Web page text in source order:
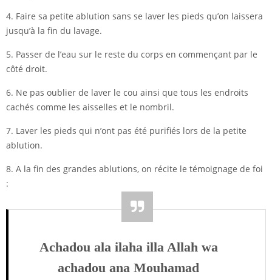
4. Faire sa petite ablution sans se laver les pieds qu’on laissera
jusqu’à la fin du lavage.
5. Passer de l’eau sur le reste du corps en commençant par le
côté droit.
6. Ne pas oublier de laver le cou ainsi que tous les endroits
cachés comme les aisselles et le nombril.
7. Laver les pieds qui n’ont pas été purifiés lors de la petite
ablution.
8. A la fin des grandes ablutions, on récite le témoignage de foi
:
Achadou ala ilaha illa Allah wa
achadou ana Mouhamad